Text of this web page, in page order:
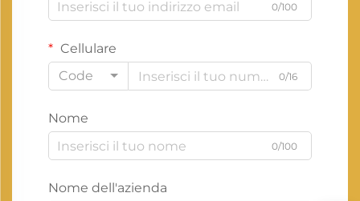
0/100
Cellulare
Code
0/16
Nome
0/100
Nome dell'azienda